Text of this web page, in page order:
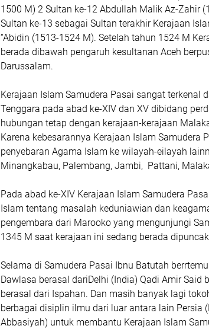
1500 M) 2 Sultan ke-12 Abdullah Malik Az-Zahir
Sultan ke-13 sebagai Sultan terakhir Kerajaan
“Abidin (1513-1524 M). Setelah tahun 1524 M
berada dibawah pengaruh kesultanan Aceh
Darussalam.
Kerajaan Islam Samudera Pasai sangat terkenal
Tenggara pada abad ke-XIV dan XV dibidang
hubungan tetap dengan kerajaan-kerajaan
Karena kebesarannya Kerajaan Islam Samudera
penyebaran Agama Islam ke wilayah-eilayah
Minangkabau, Palembang, Jambi, Pattani,
Pada abad ke-XIV Kerajaan Islam Samudera
Islam tentang masalah keduniawian dan
pengembara dari Marooko yang mengunjungi
1345 M saat kerajaan ini sedang berada
Selama di Samudera Pasai Ibnu Batutah
Dawlasa berasal dariDelhi (India) Qadi Amir Said
berasal dari Ispahan. Dan masih banyak lagi
berbagai disiplin ilmu dari luar antara lain Persia
Abbasiyah) untuk membantu Kerajaan Islam